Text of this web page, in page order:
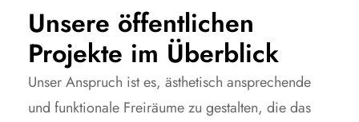
Unsere öffentlichen
Projekte im Überblick
Unser Anspruch ist es, ästhetisch ansprechende
und funktionale Freiräume zu gestalten, die das